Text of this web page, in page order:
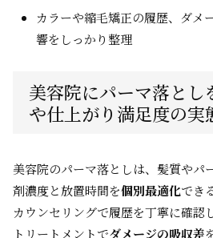
カラーや縮毛矯正の履歴、ダメ
響をしっかり整理
美容院にパーマ落とし
や仕上がり満足度の実
美容院のパーマ落としは、髪質やパ
剤濃度と放置時間を個別最適化でき
カウンセリングで履歴を丁寧に確認
トリートメントでダメージの吸収差